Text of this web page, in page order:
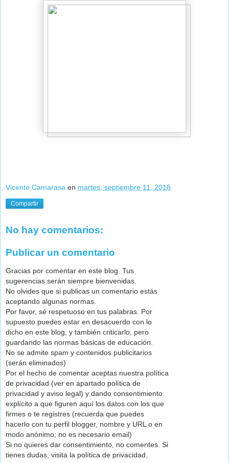
Vicente Camarasa en martes, septiembre 11, 2018
Compartir
No hay comentarios:
Publicar un comentario
Gracias por comentar en este blog. Tus
sugerencias serán siempre bienvenidas.
No olvides que si publicas un comentario estás
aceptando algunas normas.
Por favor, sé respetuoso en tus palabras. Por
supuesto puedes estar en desacuerdo con lo
dicho en este blog, y también criticarlo, pero
guardando las normas básicas de educación.
No se admite spam y contenidos publicitarios
(serán eliminados)
Por el hecho de comentar aceptas nuestra política
de privacidad (ver en apartado política de
privacidad y aviso legal) y dando consentimiento
explícito a que figuren aquí los datos con los que
firmes o te registres (recuerda que puedes
hacerlo con tu perfil blogger, nombre y URL o en
modo anónimo; no es necesario email)
Si no quieres dar consentimiento, no comentes. Si
tienes dudas, visita la política de privacidad.